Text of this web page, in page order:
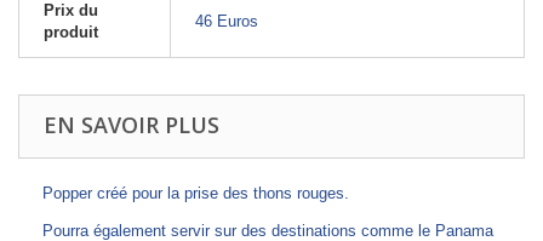
Prix du
produit
46 Euros
EN SAVOIR PLUS
Popper créé pour la prise des thons rouges.
Pourra également servir sur des destinations comme le Panama